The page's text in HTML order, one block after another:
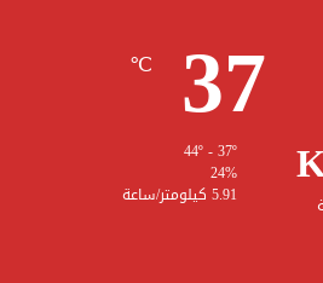
37
℃
24%
5.91 كيلومتر/ساعة